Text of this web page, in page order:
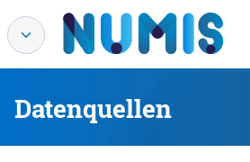
Datenquellen